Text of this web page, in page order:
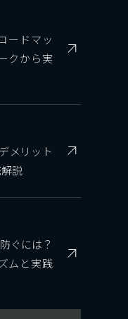
ードマッ
クから実
メリット
説
ぐには？
ムと実践